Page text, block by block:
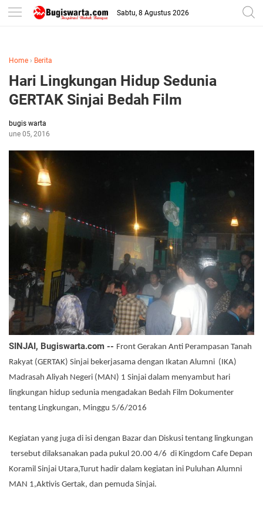
-->
Sabtu, 8 Agustus 2026
Home › Berita
Hari Lingkungan Hidup Sedunia
GERTAK Sinjai Bedah Film
bugis warta
June 05, 2016
SINJAI, Bugiswarta.com -- Front Gerakan Anti Perampasan Tanah
Rakyat (GERTAK) Sinjai bekerjasama dengan Ikatan Alumni (IKA)
Madrasah Aliyah Negeri (MAN) 1 Sinjai dalam menyambut hari
lingkungan hidup sedunia mengadakan Bedah Film Dokumenter
tentang Lingkungan, Minggu 5/6/2016
Kegiatan yang juga di isi dengan Bazar dan Diskusi tentang lingkungan
tersebut dilaksanakan pada pukul 20.00 4/6 di Kingdom Cafe Depan
Koramil Sinjai Utara,Turut hadir dalam kegiatan ini Puluhan Alumni
MAN 1,Aktivis Gertak, dan pemuda Sinjai.